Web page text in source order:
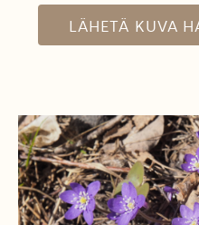
LÄHETÄ KUVA